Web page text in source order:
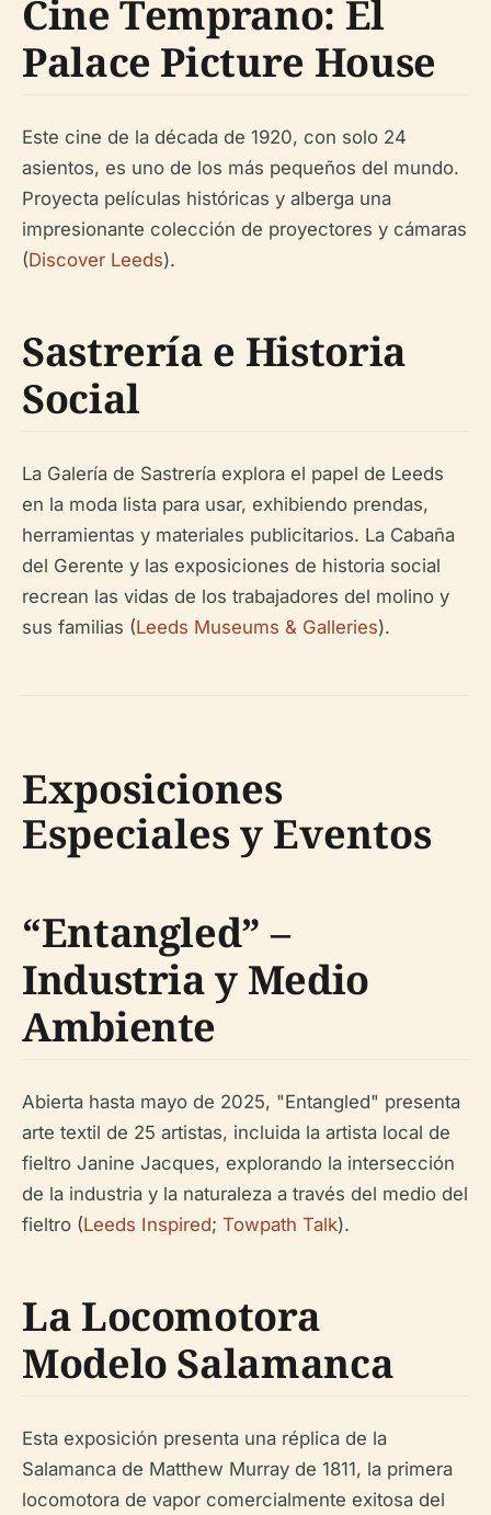
Cine Temprano: El
Palace Picture House
Este cine de la década de 1920, con solo 24
asientos, es uno de los más pequeños del mundo.
Proyecta películas históricas y alberga una
impresionante colección de proyectores y cámaras
(Discover Leeds).
Sastrería e Historia
Social
La Galería de Sastrería explora el papel de Leeds
en la moda lista para usar, exhibiendo prendas,
herramientas y materiales publicitarios. La Cabaña
del Gerente y las exposiciones de historia social
recrean las vidas de los trabajadores del molino y
sus familias (Leeds Museums & Galleries).
Exposiciones
Especiales y Eventos
“Entangled” –
Industria y Medio
Ambiente
Abierta hasta mayo de 2025, "Entangled" presenta
arte textil de 25 artistas, incluida la artista local de
fieltro Janine Jacques, explorando la intersección
de la industria y la naturaleza a través del medio del
fieltro (Leeds Inspired; Towpath Talk).
La Locomotora
Modelo Salamanca
Esta exposición presenta una réplica de la
Salamanca de Matthew Murray de 1811, la primera
locomotora de vapor comercialmente exitosa del